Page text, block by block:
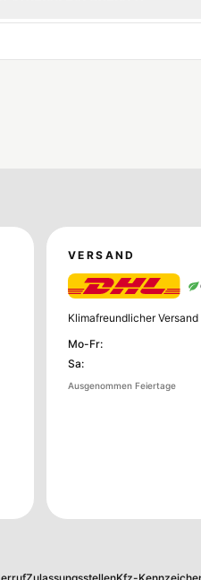
VERSAND
Klimafreundlicher
Mo-Fr:
Sa:
Ausgenommen Feiertage